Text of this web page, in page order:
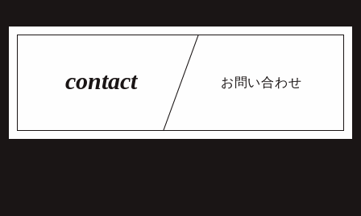
お問い合わせ